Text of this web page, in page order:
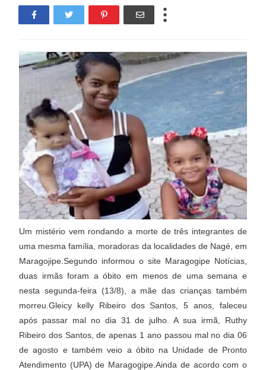
Um mistério vem rondando a morte de três integrantes de
uma mesma família, moradoras da localidades de Nagé, em
Maragojipe.Segundo informou o site Maragogipe Notícias,
duas irmãs foram a óbito em menos de uma semana e
nesta segunda-feira (13/8), a mãe das crianças também
morreu.Gleicy kelly Ribeiro dos Santos, 5 anos, faleceu
após passar mal no dia 31 de julho. A sua irmã, Ruthy
Ribeiro dos Santos, de apenas 1 ano passou mal no dia 06
de agosto e também veio a óbito na Unidade de Pronto
Atendimento (UPA) de Maragogipe.Ainda de acordo com o